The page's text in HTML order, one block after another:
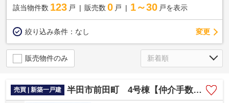
該当物件数 123 戸 販売数 0 戸 1～30 戸を表示
絞り込み条件： なし 変更
販売物件のみ
売買 | 新築一戸建 半田市前田町 4号棟【仲介手数料0円】